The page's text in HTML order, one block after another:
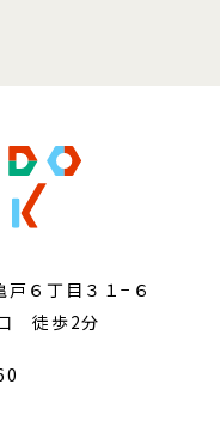
６丁目３１−６
徒歩2分